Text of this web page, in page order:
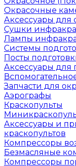
Окрасочные
Аксессуары для
Сушки
Лампы
Системы
Посты
Аксессуары для
Запчасти для
Аэрографы
Краскопульты
Аксессуары и
краскопультов
Компрессоры
Безмасляные
Компрессоры